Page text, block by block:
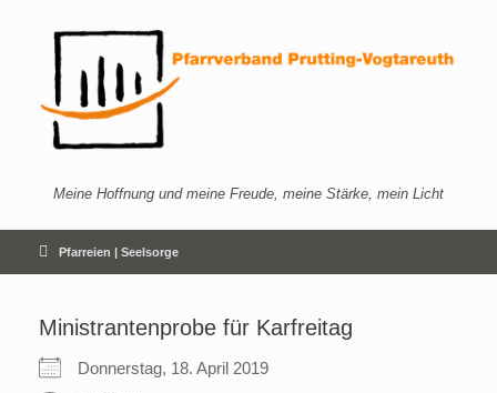
Meine Hoffnung und meine Freude, meine Stärke, mein Licht
Pfarreien | Seelsorge
Ministrantenprobe für Karfreitag
Donnerstag, 18. April 2019